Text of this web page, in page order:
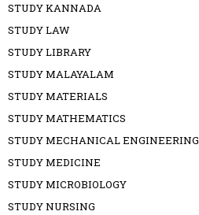
STUDY KANNADA
STUDY LAW
STUDY LIBRARY
STUDY MALAYALAM
STUDY MATERIALS
STUDY MATHEMATICS
STUDY MECHANICAL ENGINEERING
STUDY MEDICINE
STUDY MICROBIOLOGY
STUDY NURSING